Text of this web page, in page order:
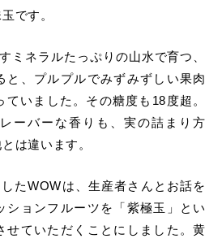
です。
ミネラルたっぷりの山水で育つ、
と、プルプルでみずみずしい果肉
いました。その糖度も18度超。
ーバーな香りも、実の詰まり方
は違います。
たWOWは、生産者さんとお話を
ションフルーツを「紫極玉」とい
せていただくことにしました。黄